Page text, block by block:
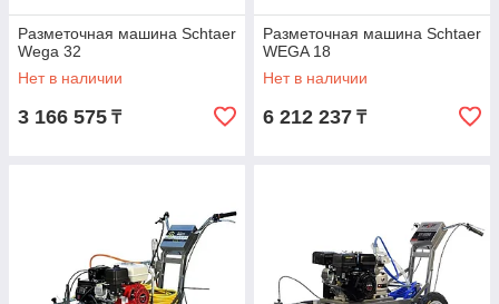
Разметочная машина Schtaer
Wega 32
Нет в наличии
3 166 575 ₸
Разметочная машина Schtaer
WEGA 18
Нет в наличии
6 212 237 ₸